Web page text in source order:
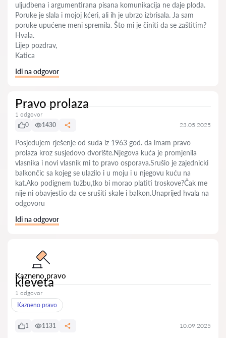
uljudbena i argumentirana pisana komunikacija ne daje ploda.
Poruke je slala i mojoj kćeri, ali ih je ubrzo izbrisala. Ja sam
poruke upućene meni spremila. Što mi je činiti da se zaštitim?
Hvala.
Lijep pozdrav,
Katica
Idi na odgovor
Pravo prolaza
1 odgovor
0
1430 23.05.2025
Posjedujem rješenje od suda iz 1963 god. da imam pravo
prolaza kroz susjedovo dvorište.Njegova kuća je promjenila
vlasnika i novi vlasnik mi to pravo osporava.Srušio je zajednicki
balkončic sa kojeg se ulazilo i u moju i u njegovu kuću na
kat.Ako podignem tužbu,tko bi morao platiti troskove?Čak me
nije ni obavjestio da ce srušiti skale i balkon.Unaprijed hvala na
odgovoru
Idi na odgovor
Kazneno pravo
kleveta
1 odgovor
Kazneno pravo
1 1131 10.09.2025